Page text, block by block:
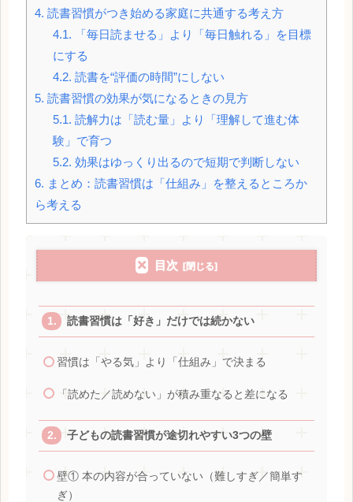
4. 読書習慣がつき始める家庭に共通する考え方
4.1. 「毎日読ませる」より「毎日触れる」を目標
にする
4.2. 読書を“評価の時間”にしない
5. 読書習慣の効果が気になるときの見方
5.1. 読解力は「読む量」より「理解して進む体
験」で育つ
5.2. 効果はゆっくり出るので短期で判断しない
6. まとめ：読書習慣は「仕組み」を整えるところか
ら考える
目次
読書習慣は「好き」だけでは続かない
習慣は「やる気」より「仕組み」で決まる
「読めた／読めない」が積み重なると差になる
子どもの読書習慣が途切れやすい3つの壁
壁① 本の内容が合っていない（難しすぎ／簡単す
ぎ）